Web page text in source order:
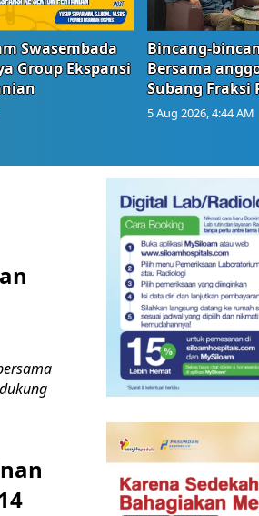
Swasembada
Group Ekspansi
Bincang-
Bersama
Subang Fraksi
5 Aug 2026, 4:44 AM